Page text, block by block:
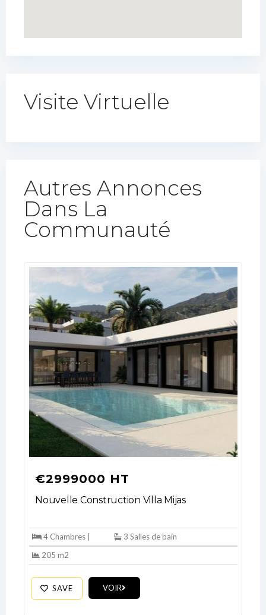
Visite Virtuelle
Autres Annonces
Dans La
Communauté​
€2999000 HT
Nouvelle Construction Villa Mijas
4 Chambres |
3 Salles de bain
205 m2
SAVE VOIR